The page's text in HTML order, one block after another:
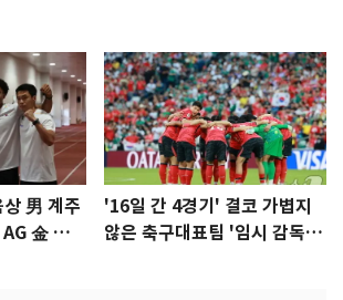
男 계주
金 따겠
'16일 간 4경기' 결코 가볍지
않은 축구대표팀 '임시 감독'